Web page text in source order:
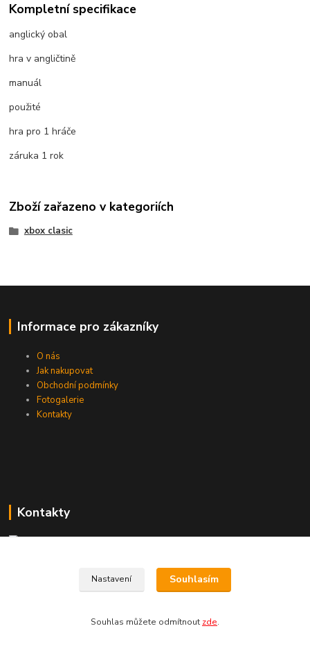
Kompletní specifikace
anglický obal
hra v angličtině
manuál
použité
hra pro 1 hráče
záruka 1 rok
Zboží zařazeno v kategoriích
xbox clasic
Informace pro zákazníky
O nás
Jak nakupovat
Obchodní podmínky
Fotogalerie
Kontakty
Kontakty
Nastavení Souhlasím
Souhlas můžete odmítnout zde.